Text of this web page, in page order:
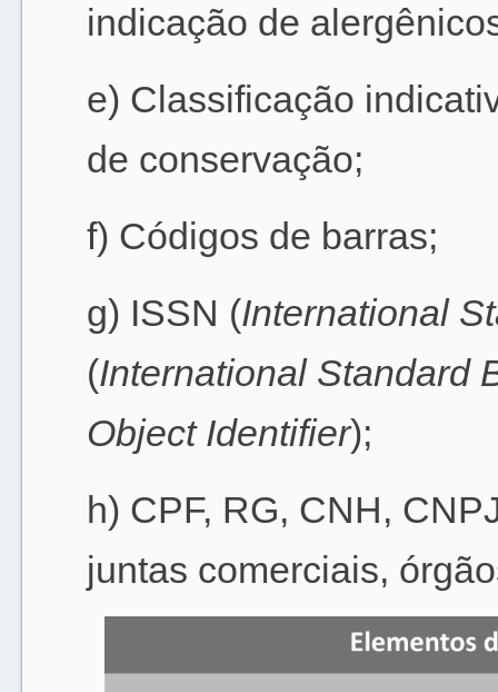
indicação de
e) Classificação
de conservação;
f) Códigos de barras;
g) ISSN (International
(International Standard
Object Identifier);
h) CPF, RG, CNH,
juntas comerciais,